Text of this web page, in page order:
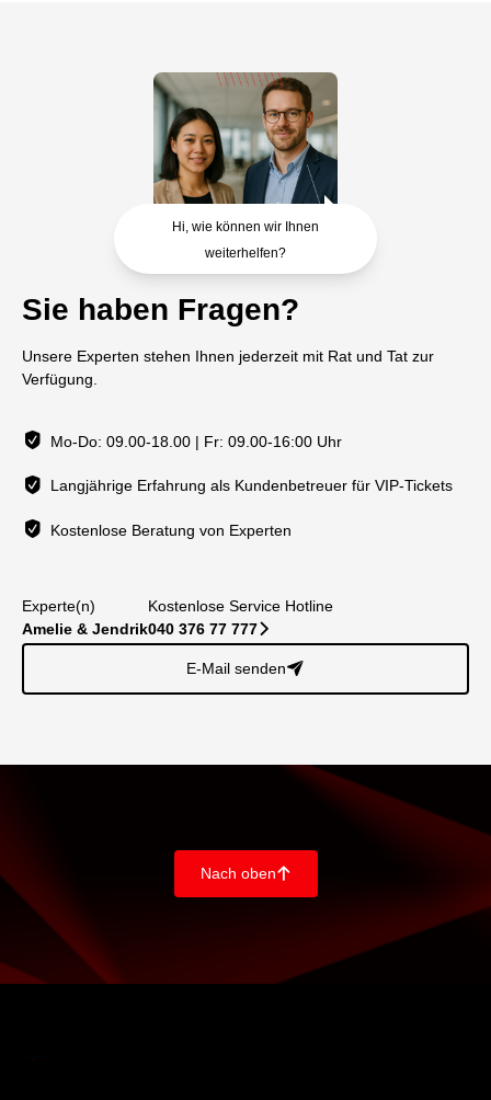
Hi, wie können wir Ihnen
weiterhelfen?
Sie haben Fragen?
Unsere Experten stehen Ihnen jederzeit mit Rat und Tat zur
Verfügung.
Mo-Do: 09.00-18.00 | Fr: 09.00-16:00 Uhr
Langjährige Erfahrung als Kundenbetreuer für VIP-Tickets
Kostenlose Beratung von Experten
Experte(n)
Amelie & Jendrik
Kostenlose Service Hotline
040 376 77 777􀆊
E-Mail senden􀈠
Nach oben􀄨